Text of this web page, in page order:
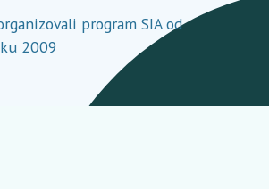
program SIA od
2009